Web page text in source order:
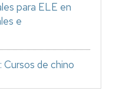
para ELE en
e
de chino